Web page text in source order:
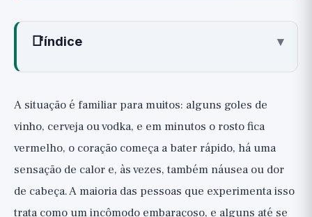
📑índice ▾
acetaldeído tóxico
Como identificar o fenômeno?
Por que isso é importante: a relação com
o câncer de esôfago
Aviso: Não esconda o rubor com
A situação é familiar para muitos: alguns goles de
vinho, cerveja ou vodka, e em minutos o rosto fica
vermelho, o coração começa a bater rápido, há uma
sensação de calor e, às vezes, também náusea ou dor
de cabeça. A maioria das pessoas que experimenta isso
trata como um incômodo embaraçoso, e alguns até se